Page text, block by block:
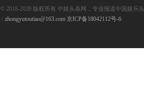
© 2018-2020 版权所有 中娱头条网，专业报道中国娱乐
zhongyutoutiao@163.com 京ICP备18042112号-6